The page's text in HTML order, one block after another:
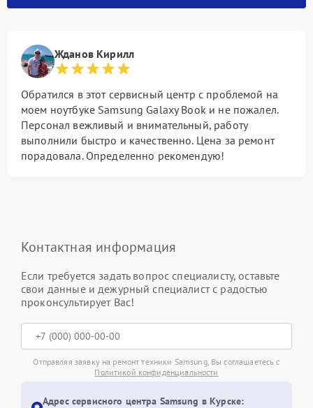
Жданов Кирилл
Обратился в этот сервисный центр с проблемой на
моем ноутбуке Samsung Galaxy Book и не пожалел.
Персонал вежливый и внимательный, работу
выполнили быстро и качественно. Цена за ремонт
порадовала. Определенно рекомендую!
Контактная информация
Если требуется задать вопрос специалисту, оставьте
свои данные и дежурный специалист с радостью
проконсультирует Вас!
Отправляя заявку на ремонт техники Samsung, Вы соглашаетесь с
Политикой конфиденциальности
Адрес сервисного центра Samsung в Курске: